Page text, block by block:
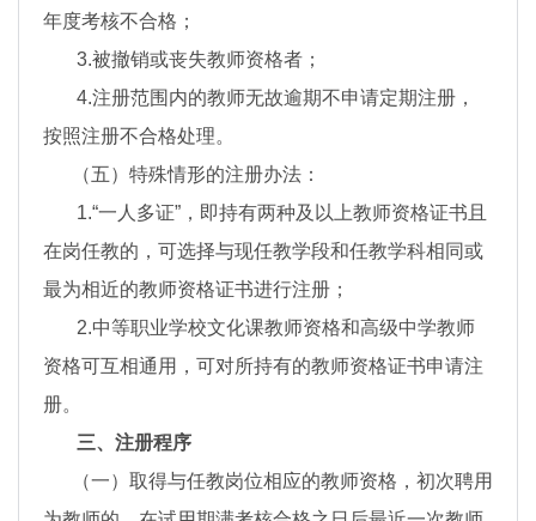
年度考核不合格；
3.被撤销或丧失教师资格者；
4.注册范围内的教师无故逾期不申请定期注册，
按照注册不合格处理。
（五）特殊情形的注册办法：
1.“一人多证”，即持有两种及以上教师资格证书且
在岗任教的，可选择与现任教学段和任教学科相同或
最为相近的教师资格证书进行注册；
2.中等职业学校文化课教师资格和高级中学教师
资格可互相通用，可对所持有的教师资格证书申请注
册。
三、注册程序
（一）取得与任教岗位相应的教师资格，初次聘用